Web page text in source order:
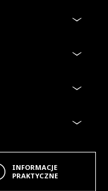
INFORMACJE
PRAKTYCZNE